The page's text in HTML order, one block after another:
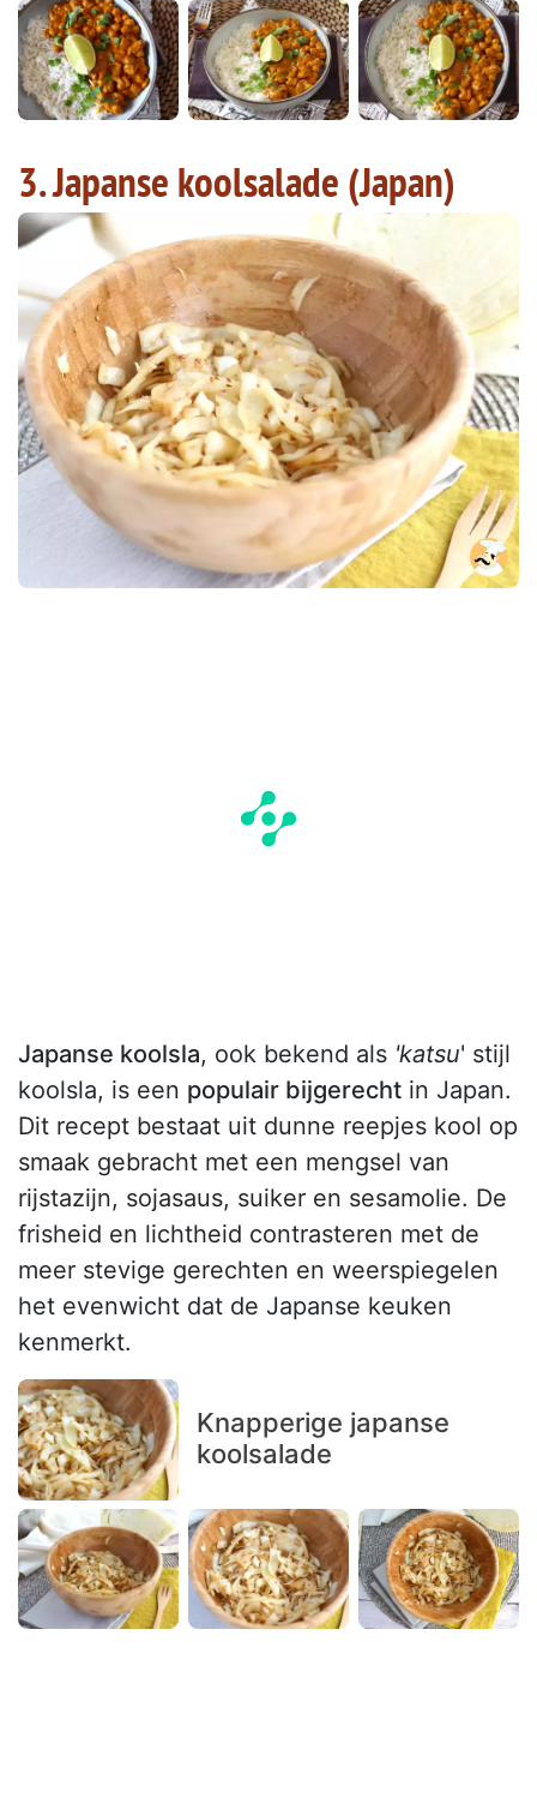
3. Japanse koolsalade (Japan)
Japanse koolsla, ook bekend als 'katsu' stijl
koolsla, is een populair bijgerecht in Japan.
Dit recept bestaat uit dunne reepjes kool op
smaak gebracht met een mengsel van
rijstazijn, sojasaus, suiker en sesamolie. De
frisheid en lichtheid contrasteren met de
meer stevige gerechten en weerspiegelen
het evenwicht dat de Japanse keuken
kenmerkt.
Knapperige japanse
koolsalade